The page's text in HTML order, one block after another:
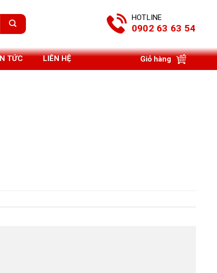
HOTLINE
0902 63 63 54
TỨC LIÊN HỆ Giỏ hàng